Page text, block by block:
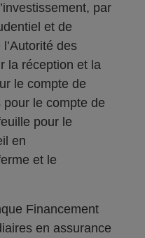
par
et de
des
la réception et la
le compte de
le compte de
pour le
en
et le
Financement
en assurance